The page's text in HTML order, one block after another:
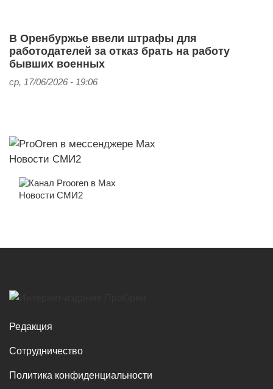
В Оренбуржье ввели штрафы для
работодателей за отказ брать на работу
бывших военных
ср, 17/06/2026 - 19:06
Новости СМИ2
Новости СМИ2
Редакция
Сотрудничество
Политика конфиденциальности